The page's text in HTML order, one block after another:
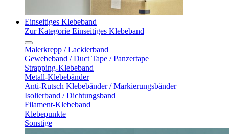
Einseitiges Klebeband
Zur Kategorie Einseitiges Klebeband
Malerkrepp / Lackierband
Gewebeband / Duct Tape / Panzertape
Strapping-Klebeband
Metall-Klebebänder
Anti-Rutsch Klebebänder / Markierungsbänder
Isolierband / Dichtungsband
Filament-Klebeband
Klebepunkte
Sonstige